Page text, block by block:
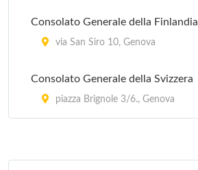
Consolato Generale della Finlandia
via San Siro 10, Genova
Consolato Generale della Svizzera
piazza Brignole 3/6., Genova